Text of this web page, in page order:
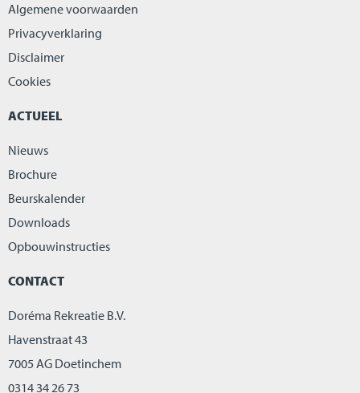
Algemene voorwaarden
Privacyverklaring
Disclaimer
Cookies
ACTUEEL
Nieuws
Brochure
Beurskalender
Downloads
Opbouwinstructies
CONTACT
Doréma Rekreatie B.V.
Havenstraat 43
7005 AG Doetinchem
0314 34 26 73